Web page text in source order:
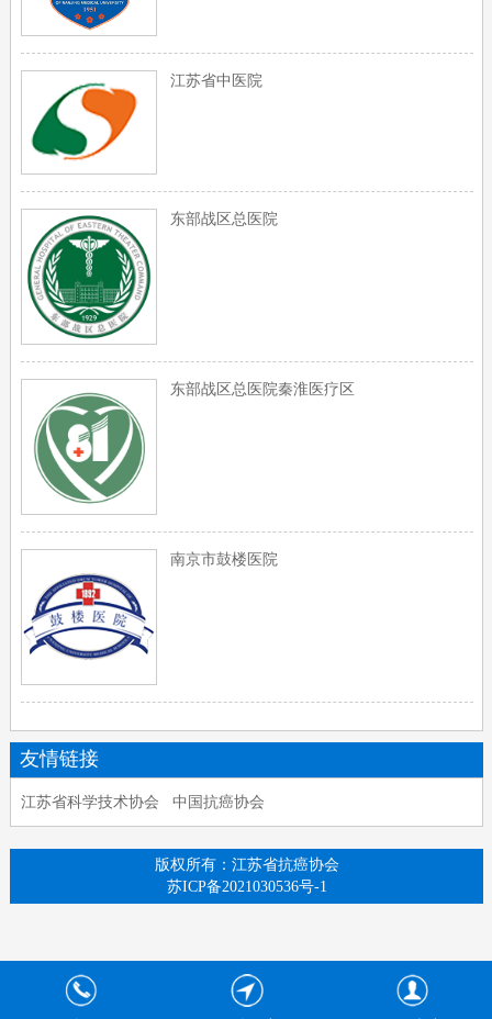
江苏省中医院
东部战区总医院
东部战区总医院秦淮医疗区
南京市鼓楼医院
友情链接
江苏省科学技术协会 中国抗癌协会
版权所有：江苏省抗癌协会
苏ICP备2021030536号-1